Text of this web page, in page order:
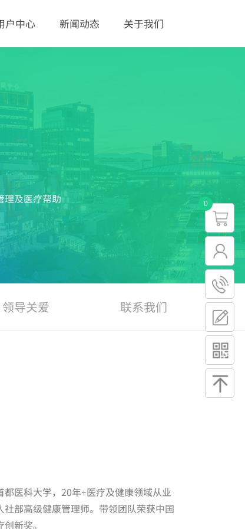
理及医疗帮助
领导关爱 联系我们
都医科大学，20年+医疗及健康领域从业
社部高级健康管理师。带领团队荣获中国
新奖。
户中心 新闻动态 关于我们
0